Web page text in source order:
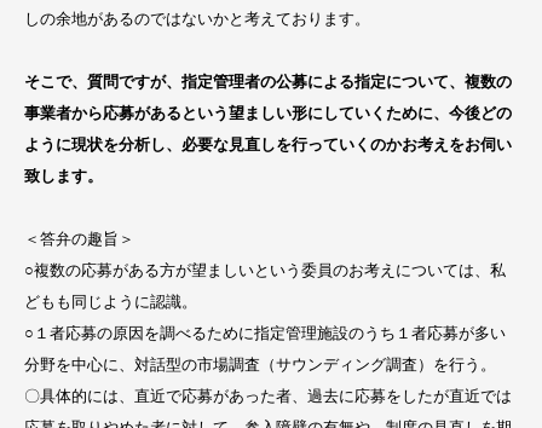
しの余地があるのではないかと考えております。
そこで、質問ですが、指定管理者の公募による指定について、複数の
事業者から応募があるという望ましい形にしていくために、今後どの
ように現状を分析し、必要な見直しを行っていくのかお考えをお伺い
致します。
＜答弁の趣旨＞
○複数の応募がある方が望ましいという委員のお考えについては、私
どもも同じように認識。
○１者応募の原因を調べるために指定管理施設のうち１者応募が多い
分野を中心に、対話型の市場調査（サウンディング調査）を行う。
〇具体的には、直近で応募があった者、過去に応募をしたが直近では